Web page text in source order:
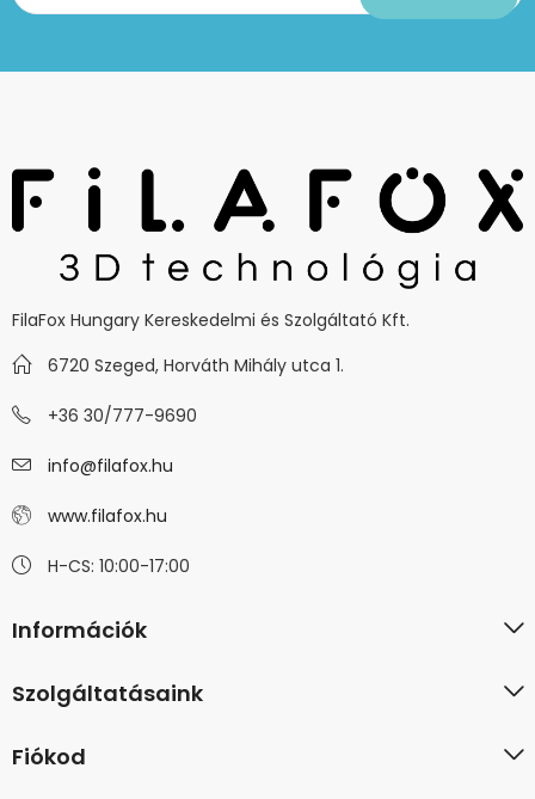
FilaFox Hungary Kereskedelmi és Szolgáltató Kft.
6720 Szeged, Horváth Mihály utca 1.
+36 30/777-9690
info@filafox.hu
www.filafox.hu
H-CS: 10:00-17:00
Információk
Szolgáltatásaink
Fiókod